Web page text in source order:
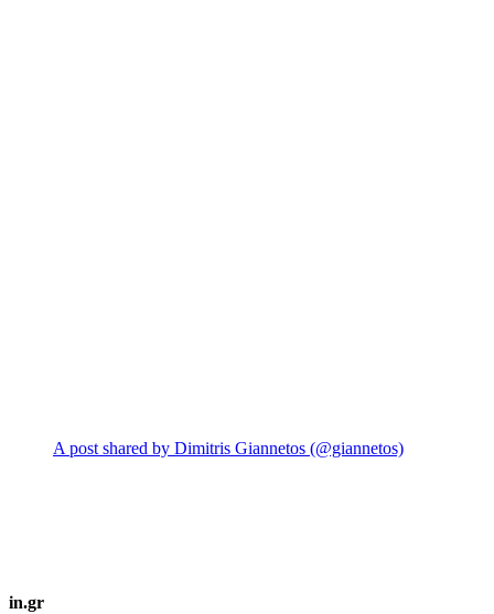
A post shared by Dimitris Giannetos (@giannetos)
in.gr